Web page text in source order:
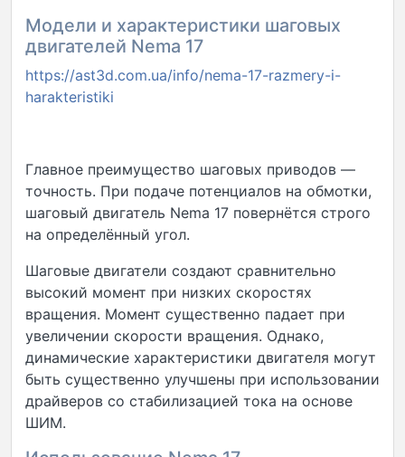
Модели и характеристики шаговых
двигателей Nema 17
https://ast3d.com.ua/info/nema-17-razmery-i-
harakteristiki
Главное преимущество шаговых приводов —
точность. При подаче потенциалов на обмотки,
шаговый двигатель Nema 17 повернётся строго
на определённый угол.
Шаговые двигатели создают сравнительно
высокий момент при низких скоростях
вращения. Момент существенно падает при
увеличении скорости вращения. Однако,
динамические характеристики двигателя могут
быть существенно улучшены при использовании
драйверов со стабилизацией тока на основе
ШИМ.